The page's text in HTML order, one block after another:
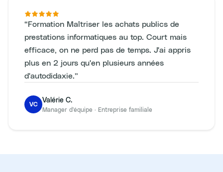
“Formation Maîtriser les achats publics de
prestations informatiques au top. Court mais
efficace, on ne perd pas de temps. J'ai appris
plus en 2 jours qu'en plusieurs années
d'autodidaxie.”
VC
Valérie C.
Manager d'équipe · Entreprise familiale